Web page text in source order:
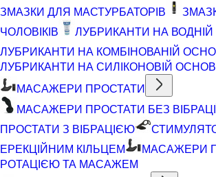
ЗМАЗКИ ДЛЯ МАСТУРБАТОРІВ
ЧОЛОВІКІВ
ЛУБРИКАНТИ НА ВОДНІЙ
ЛУБРИКАНТИ НА КОМБІНОВАНІЙ
ЛУБРИКАНТИ НА СИЛІКОНОВІЙ
МАСАЖЕРИ ПРОСТАТИ
МАСАЖЕРИ ПРОСТАТИ БЕЗ
ПРОСТАТИ З ВІБРАЦІЄЮ
ЕРЕКЦІЙНИМ КІЛЬЦЕМ
МАСАЖЕРИ
РОТАЦІЄЮ ТА МАСАЖЕМ